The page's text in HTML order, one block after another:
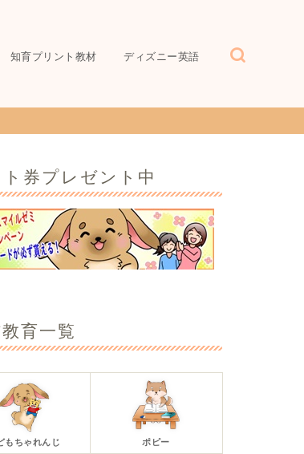
知育プリント教材 ディズニー英語
ト券プレゼント中
育一覧
もちゃれんじ ポピー